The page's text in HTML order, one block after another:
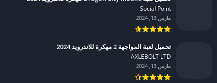
Social Point‏
مارس 13, 2024
تحميل لعبة المواجهة 2 مهكرة للاندرويد 2024
AXLEBOLT LTD‏
مارس 13, 2024